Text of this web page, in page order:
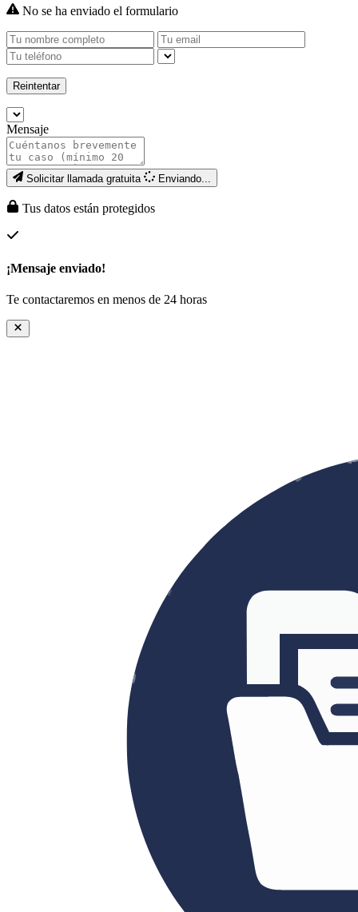
No se ha enviado el formulario
Reintentar
Mensaje
Solicitar llamada gratuita Enviando...
Tus datos están protegidos
¡Mensaje enviado!
Te contactaremos en menos de 24 horas